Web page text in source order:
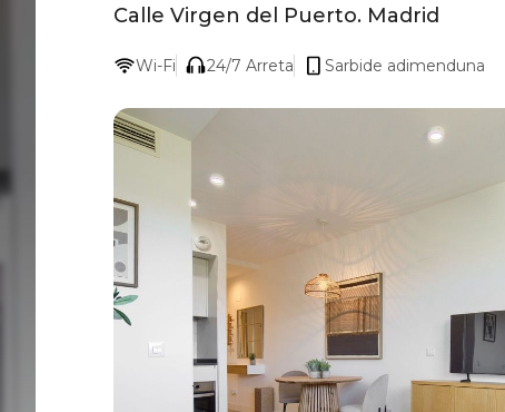
Calle Virgen del Puerto. Madrid
Wi-Fi 24/7 Arreta Sarbide adimenduna